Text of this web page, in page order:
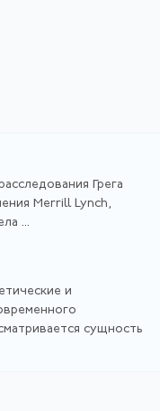
Грега
Merrill Lynch,
...
и
сущность